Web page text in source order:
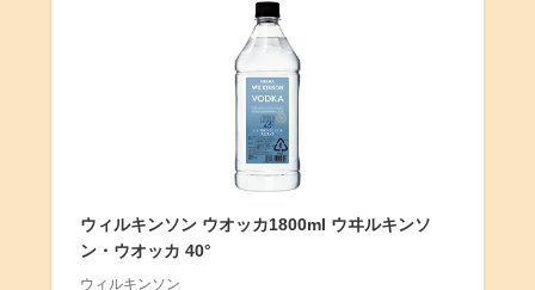
ウィルキンソン ウオッカ1800ml ウヰルキンソ
ン・ウオッカ 40°
ウィルキンソン